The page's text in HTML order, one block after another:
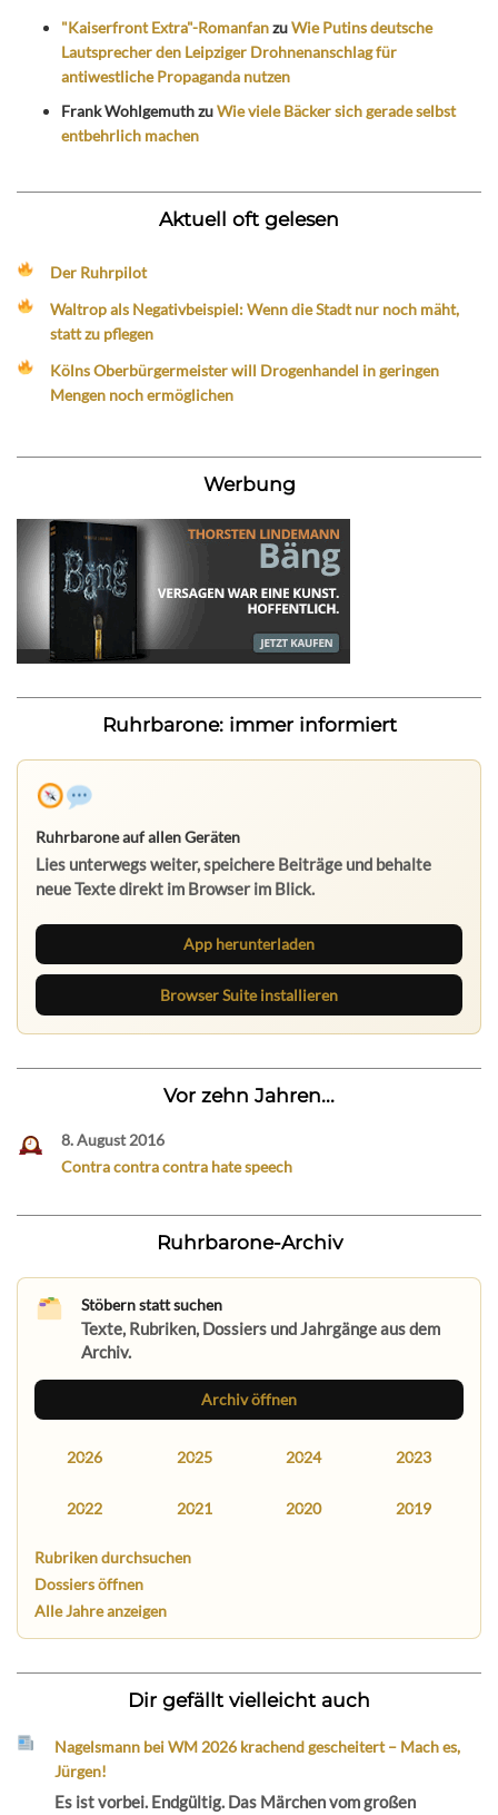
"Kaiserfront Extra"-RomanfanzuWie Putins deutsche
Lautsprecher den Leipziger Drohnenanschlag für
antiwestliche Propaganda nutzen
Frank WohlgemuthzuWie viele Bäcker sich gerade selbst
entbehrlich machen
Aktuell oft gelesen
Der Ruhrpilot
Waltrop als Negativbeispiel: Wenn die Stadt nur noch mäht,
statt zu pflegen
Kölns Oberbürgermeister will Drogenhandel in geringen
Mengen noch ermöglichen
Werbung
Ruhrbarone: immer informiert
Ruhrbarone auf allen Geräten
Lies unterwegs weiter, speichere Beiträge und behalte
neue Texte direkt im Browser im Blick.
App herunterladen
Browser Suite installieren
Vor zehn Jahren...
8. August 2016
Contra contra contra hate speech
Ruhrbarone-Archiv
Stöbern statt suchen
Texte, Rubriken, Dossiers und Jahrgänge aus dem
Archiv.
Archiv öffnen
2026 2025 2024 2023
2022 2021 2020 2019
Rubriken durchsuchen
Dossiers öffnen
Alle Jahre anzeigen
Dir gefällt vielleicht auch
Nagelsmann bei WM 2026 krachend gescheitert – Mach es,
Jürgen!
Es ist vorbei. Endgültig. Das Märchen vom großen